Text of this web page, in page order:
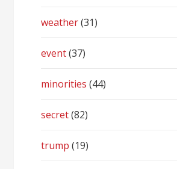
weather(31)
event(37)
minorities (44)
secret(82)
trump (19)